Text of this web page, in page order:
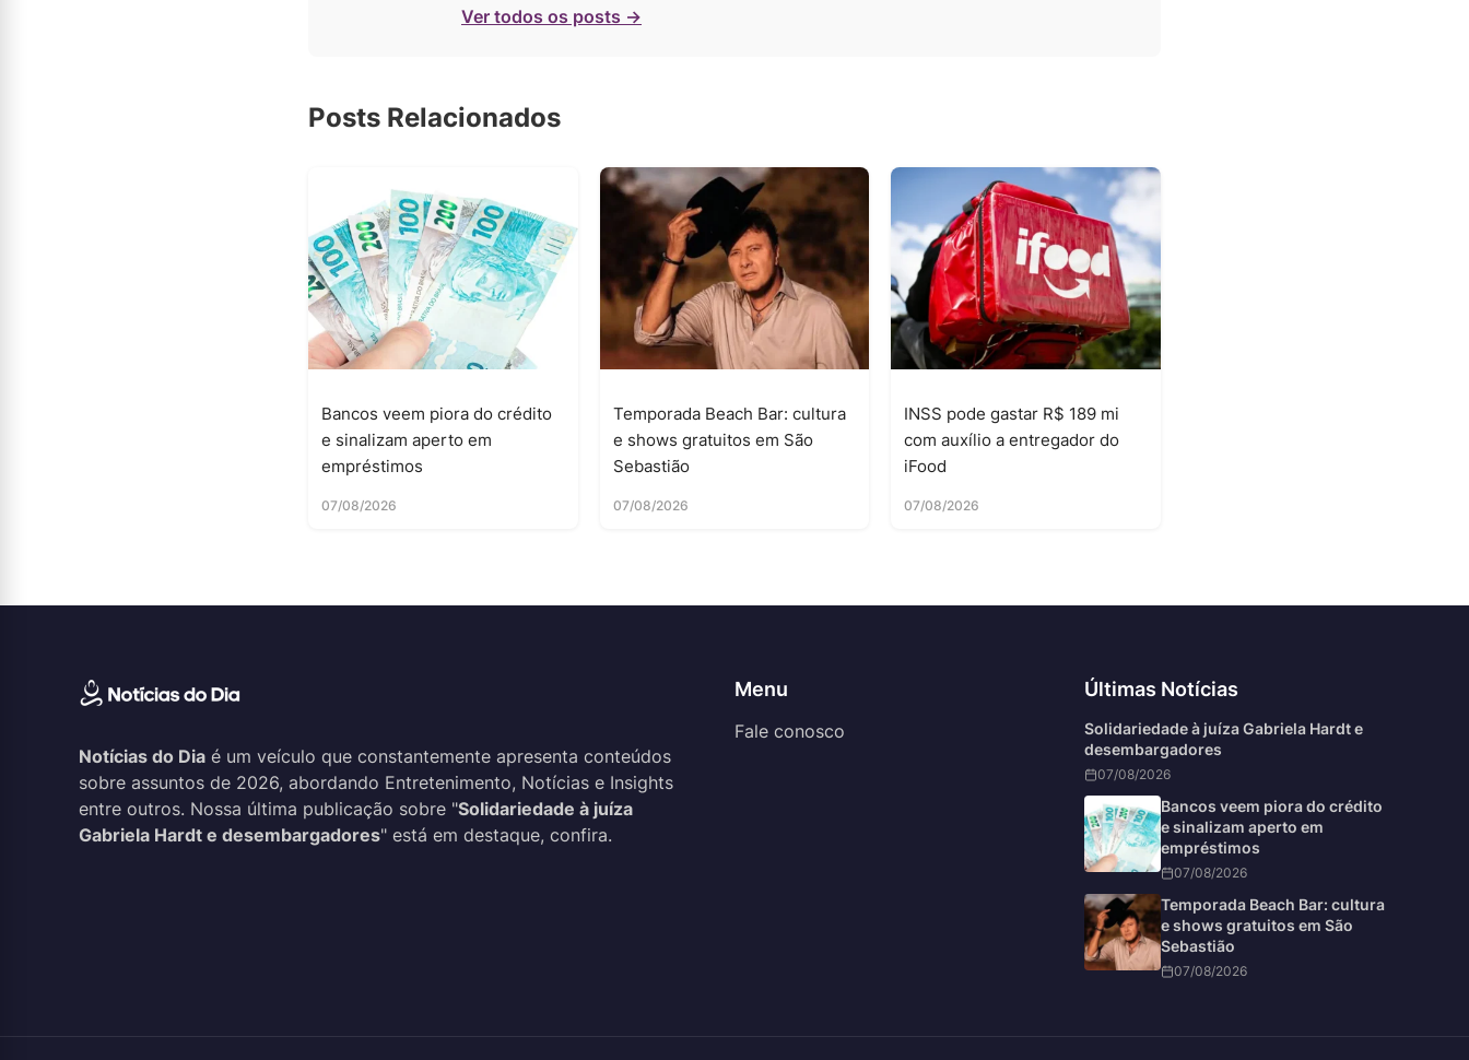
Ver todos os posts →
Posts Relacionados
Bancos veem piora do crédito
e sinalizam aperto em
empréstimos
07/08/2026
Temporada Beach Bar: cultura
e shows gratuitos em São
Sebastião
07/08/2026
INSS pode gastar R$ 189 mi
com auxílio a entregador do
iFood
07/08/2026
Notícias do Dia é um veículo que constantemente apresenta conteúdos
sobre assuntos de 2026, abordando Entretenimento, Notícias e Insights
entre outros. Nossa última publicação sobre "Solidariedade à juíza
Gabriela Hardt e desembargadores" está em destaque, confira.
Menu
Fale conosco
Últimas Notícias
Solidariedade à juíza Gabriela Hardt e
desembargadores
07/08/2026
Bancos veem piora do crédito
e sinalizam aperto em
empréstimos
07/08/2026
Temporada Beach Bar: cultura
e shows gratuitos em São
Sebastião
07/08/2026